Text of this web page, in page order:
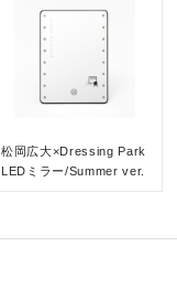
松岡広大×Dressing Park
LEDミラー/Summer ver.